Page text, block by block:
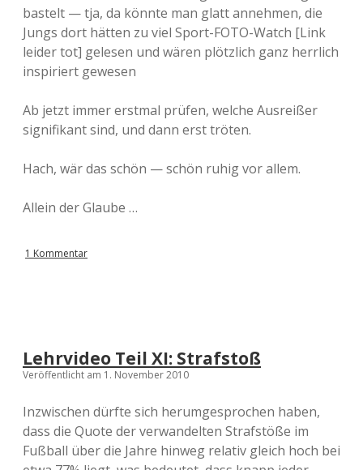
bastelt — tja, da könnte man glatt annehmen, die
Jungs dort hätten zu viel Sport-FOTO-Watch [Link
leider tot] gelesen und wären plötzlich ganz herrlich
inspiriert gewesen
Ab jetzt immer erstmal prüfen, welche Ausreißer
signifikant sind, und dann erst tröten.
Hach, wär das schön — schön ruhig vor allem.
Allein der Glaube …
1 Kommentar
Lehrvideo Teil XI: Strafstoß
Veröffentlicht am 1. November 2010
Inzwischen dürfte sich herumgesprochen haben,
dass die Quote der verwandelten Strafstöße im
Fußball über die Jahre hinweg relativ gleich hoch bei